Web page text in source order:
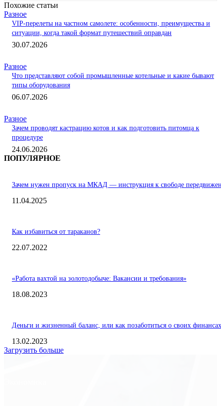
Похожие статьи
Разное
VIP-перелеты на частном самолете: особенности, преимущества и
ситуации, когда такой формат путешествий оправдан
30.07.2026
Разное
Что представляют собой промышленные котельные и какие бывают
типы оборудования
06.07.2026
Разное
Зачем проводят кастрацию котов и как подготовить питомца к
процедуре
24.06.2026
ПОПУЛЯРНОЕ
Зачем нужен пропуск на МКАД — инструкция к свободе
11.04.2025
Как избавиться от тараканов?
22.07.2022
«Работа вахтой на золотодобыче: Вакансии и требования»
18.08.2023
Деньги и жизненный баланс, или как позаботиться о своих финансах
13.02.2023
Загрузить больше